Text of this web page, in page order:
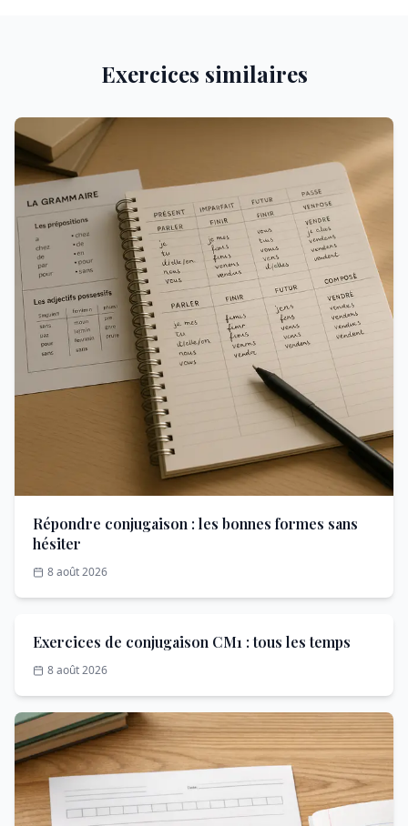
Exercices similaires
Répondre conjugaison : les bonnes formes sans
hésiter
8 août 2026
Exercices de conjugaison CM1 : tous les temps
8 août 2026